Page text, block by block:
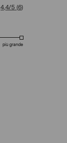
4,4/5 (6)
più grande